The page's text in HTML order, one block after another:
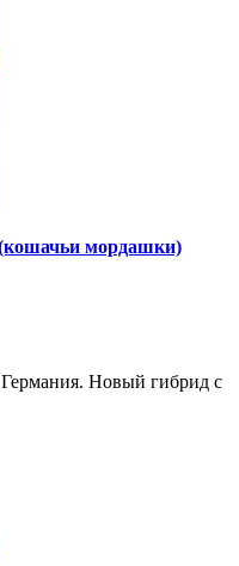
мордашки)
Новый гибрид с